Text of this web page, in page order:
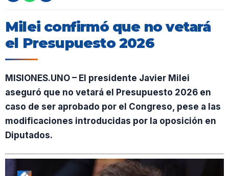
Milei confirmó que no vetará
el Presupuesto 2026
MISIONES.UNO – El presidente Javier Milei
aseguró que no vetará el Presupuesto 2026 en
caso de ser aprobado por el Congreso, pese a las
modificaciones introducidas por la oposición en
Diputados.